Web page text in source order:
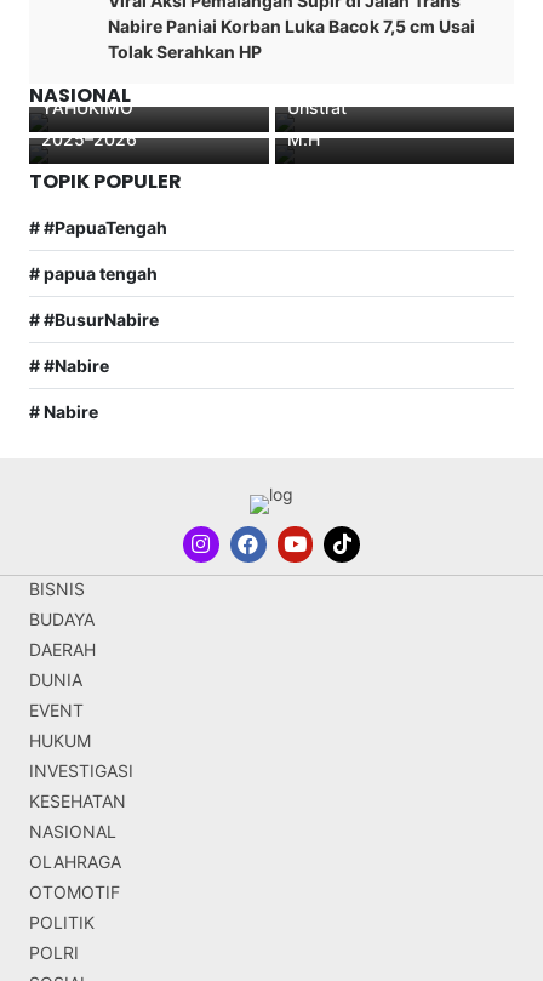
Nabire Paniai Korban Luka Bacok 7,5 cm Usai
Tolak Serahkan HP
NASIONAL
KAPOLDA PAPUA JENGUK
BRIPTU KENNY KORBAN
YAHUKIMO
Diduga Rangkap Jabatan
Unstrat
Kapolres Nabire Tegaskan
Kesiapan Pengamanan
Natal dan Tahun Baru
2025–2026
Sumpah, Serah terima
jabatan Terima Jabatan
Nikolaus Kondomo,S.H.,
M.H
TOPIK POPULER
# #PapuaTengah
# papua tengah
# #BusurNabire
# #Nabire
# Nabire
BISNIS
BUDAYA
DAERAH
DUNIA
EVENT
HUKUM
INVESTIGASI
KESEHATAN
NASIONAL
OLAHRAGA
OTOMOTIF
POLITIK
POLRI